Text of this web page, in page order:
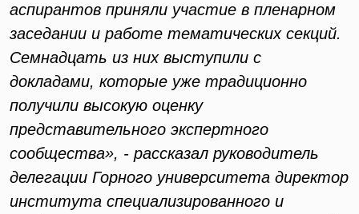
аспирантов приняли участие в пленарном
заседании и работе тематических секций.
Семнадцать из них выступили с
докладами, которые уже традиционно
получили высокую оценку
представительного экспертного
сообщества», - рассказал руководитель
делегации Горного университета директор
института специализированного и